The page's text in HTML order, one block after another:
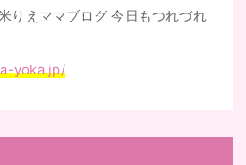
りえママブログ 今日もつれづれ
yoka.jp/